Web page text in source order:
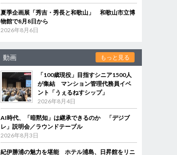
夏季企画展「秀吉・秀長と和歌山」 和歌山市立博
物館で8月8日から
2026年8月6日
動画 もっと見る
「100歳現役」目指すシニア1500人
が集結 マンション管理代務員イベ
ント「うぇるねすシップ」
2026年8月4日
AI時代、「暗黙知」は継承できるのか 「デジブ
レ」説明会／ラウンドテーブル
2026年8月3日
紀伊勝浦の魅力を堪能 ホテル浦島、日昇館をリニ